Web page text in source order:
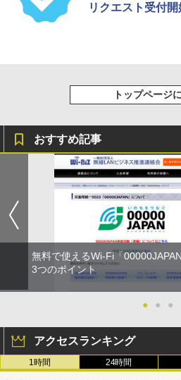
リクエスト受付開
トップページ
おすすめ記事
無料で使えるWi-Fi「
3つのポイント
● ● ●
アクセスランキング
1時間 24時間